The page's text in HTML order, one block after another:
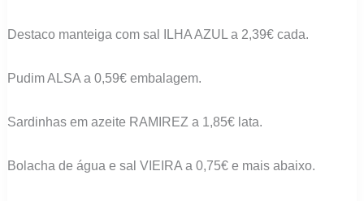
Destaco manteiga com sal ILHA AZUL a 2,39€ cada.
Pudim ALSA a 0,59€ embalagem.
Sardinhas em azeite RAMIREZ a 1,85€ lata.
Bolacha de água e sal VIEIRA a 0,75€ e mais abaixo.